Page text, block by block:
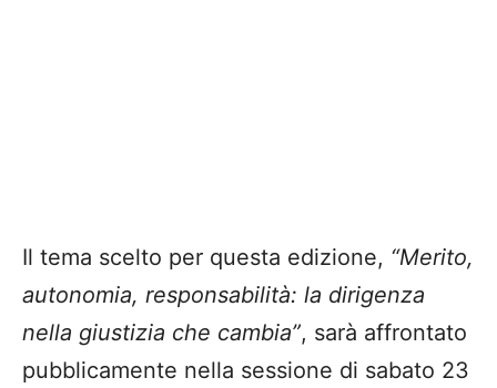
Il tema scelto per questa edizione, “Merito,
autonomia, responsabilità: la dirigenza
nella giustizia che cambia”, sarà affrontato
pubblicamente nella sessione di sabato 23